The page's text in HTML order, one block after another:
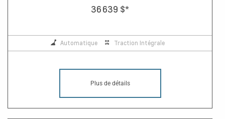
36 639 $*
Automatique Traction Intégrale
Plus de détails